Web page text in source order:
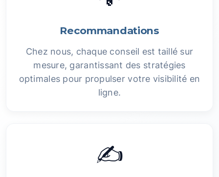
Recommandations
Chez nous, chaque conseil est taillé sur
mesure, garantissant des stratégies
optimales pour propulser votre visibilité en
ligne.
✍️